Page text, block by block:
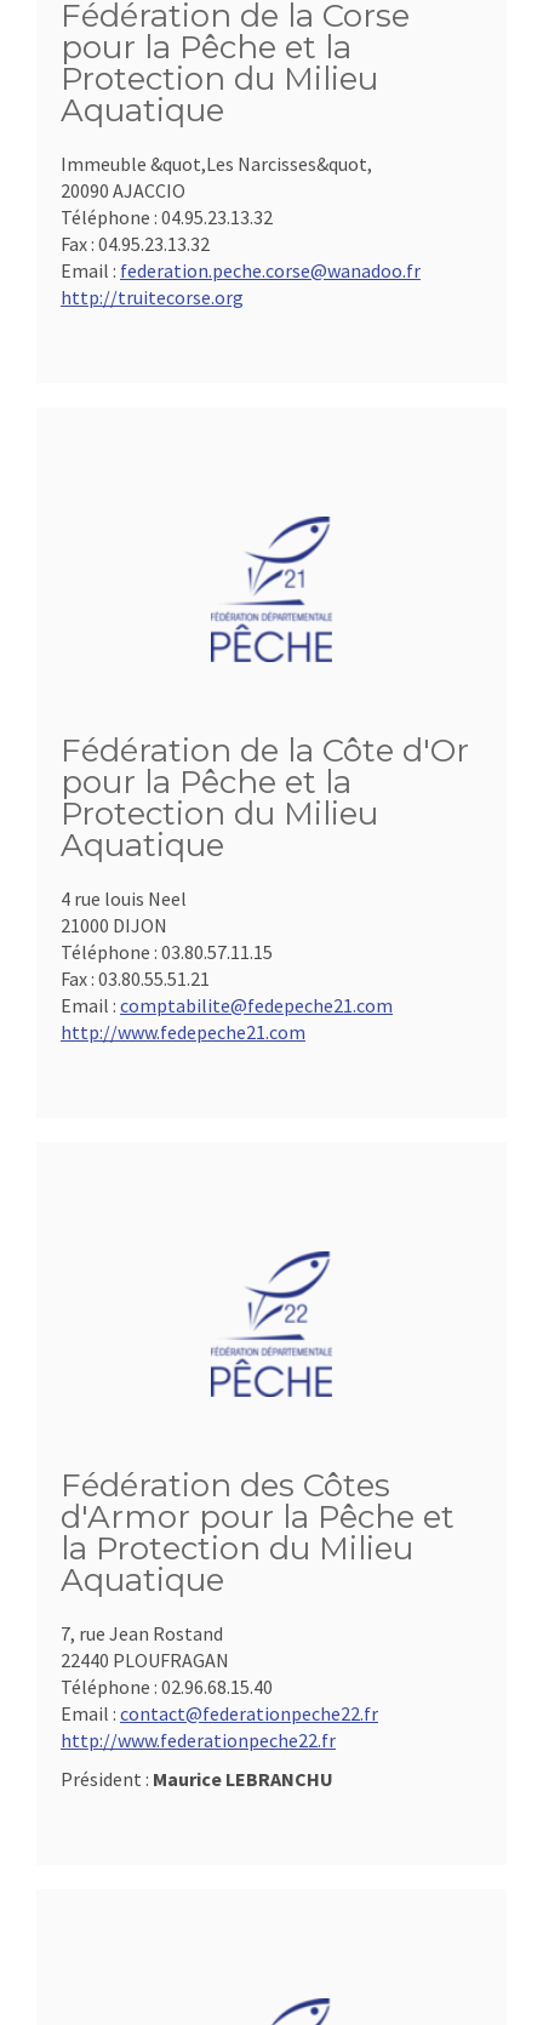
Fédération de la Corse
pour la Pêche et la
Protection du Milieu
Aquatique
Immeuble &quot,Les Narcisses&quot,
20090 AJACCIO
Téléphone : 04.95.23.13.32
Fax : 04.95.23.13.32
Email : federation.peche.corse@wanadoo.fr
http://truitecorse.org
Fédération de la Côte d'Or
pour la Pêche et la
Protection du Milieu
Aquatique
4 rue louis Neel
21000 DIJON
Téléphone : 03.80.57.11.15
Fax : 03.80.55.51.21
Email : comptabilite@fedepeche21.com
http://www.fedepeche21.com
Fédération des Côtes
d'Armor pour la Pêche et
la Protection du Milieu
Aquatique
7, rue Jean Rostand
22440 PLOUFRAGAN
Téléphone : 02.96.68.15.40
Email : contact@federationpeche22.fr
http://www.federationpeche22.fr
Président : Maurice LEBRANCHU